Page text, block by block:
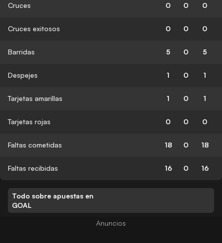
Cruces 0 0 0
Cruces exitosos 0 0 0
Barridas 5 0 5
Despejes 1 0 1
Tarjetas amarillas 1 0 1
Tarjetas rojas 0 0 0
Faltas cometidas 18 0 18
Faltas recibidas 16 0 16
Todo sobre apuestas en
GOAL